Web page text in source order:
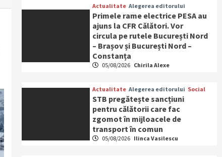
Actualitate Alegerea editorului
Primele rame electrice PESA au
ajuns la CFR Călători. Vor
circula pe rutele București Nord
– Brașov și București Nord –
Constanța
05/08/2026 Chirila Alexe
Actualitate Alegerea editorului Social
STB pregătește sancțiuni
pentru călătorii care fac
zgomot în mijloacele de
transport în comun
05/08/2026 Ilinca Vasilescu